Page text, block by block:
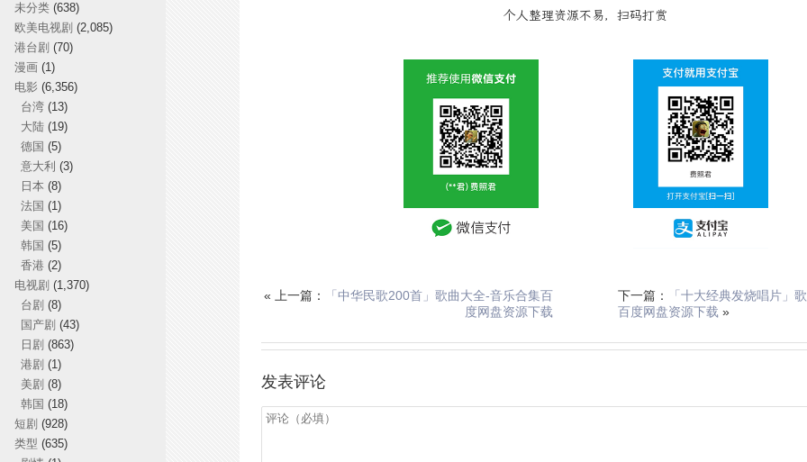
个人整理资源不易，扫码打赏
« 上一篇：
「中华民歌200首」歌曲大全-音乐合集百
度网盘资源下载
下一篇：
「十大经典发烧唱片」
百度网盘资源下载 »
发表评论
未分类 (638)
欧美电视剧 (2,085)
港台剧 (70)
漫画 (1)
电影 (6,356)
台湾(13)
大陆(19)
德国 (5)
意大利 (3)
日本 (8)
法国 (1)
美国 (16)
韩国 (5)
香港 (2)
电视剧 (1,370)
台剧 (8)
国产剧 (43)
日剧 (863)
港剧 (1)
美剧 (8)
韩国 (18)
短剧 (928)
类型 (635)